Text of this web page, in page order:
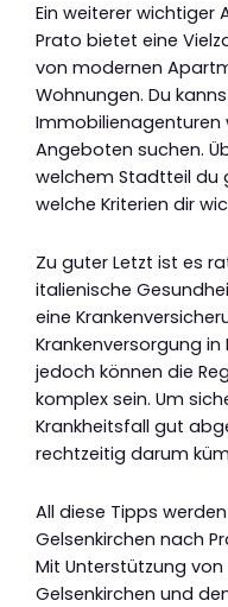
Ein weiterer wichtiger
Prato bietet eine
von modernen
Wohnungen. Du
Immobilienagenturen
Angeboten suchen.
welchem Stadtteil du
welche Kriterien dir
Zu guter Letzt ist es
italienische
eine
Krankenversorgung
jedoch können die
komplex sein. Um
Krankheitsfall gut
rechtzeitig darum
All diese Tipps
Gelsenkirchen nach
Mit Unterstützung von
Gelsenkirchen und